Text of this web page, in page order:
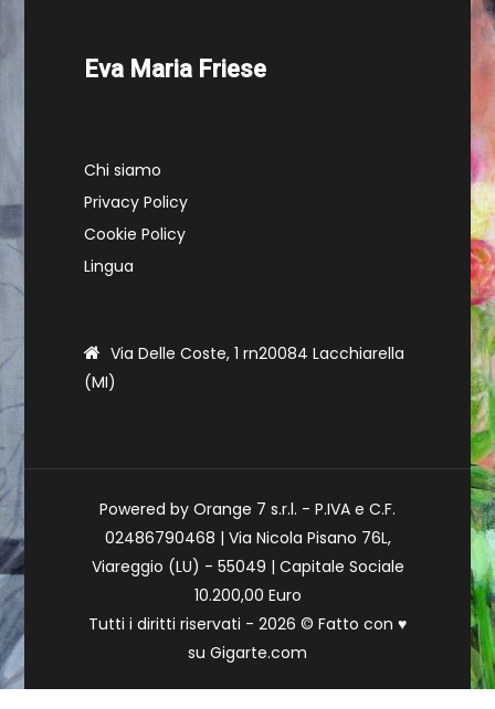
Eva Maria Friese
Chi siamo
Privacy Policy
Cookie Policy
Lingua
Via Delle Coste, 1 rn20084 Lacchiarella
(MI)
Powered by Orange 7 s.r.l. - P.IVA e C.F.
02486790468 | Via Nicola Pisano 76L,
Viareggio (LU) - 55049 | Capitale Sociale
10.200,00 Euro
Tutti i diritti riservati - 2026 © Fatto con ♥
su Gigarte.com